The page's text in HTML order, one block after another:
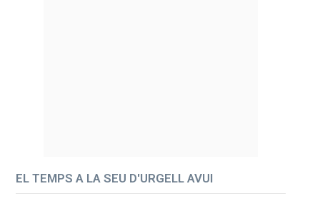
EL TEMPS A LA SEU D'URGELL AVUI